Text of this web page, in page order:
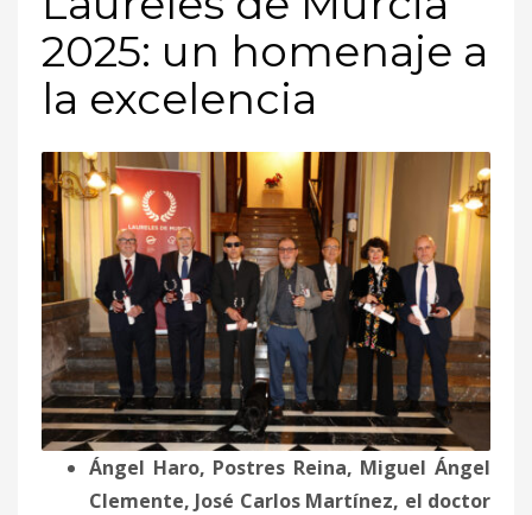
2025: un homenaje a
la excelencia
Ángel Haro, Postres Reina, Miguel Ángel
Clemente, José Carlos Martínez, el doctor